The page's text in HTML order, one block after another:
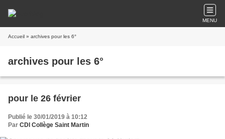
MENU
Accueil » archives pour les 6°
archives pour les 6°
pour le 26 février
Publié le 30/01/2019 à 10:12
Par CDI Collège Saint Martin